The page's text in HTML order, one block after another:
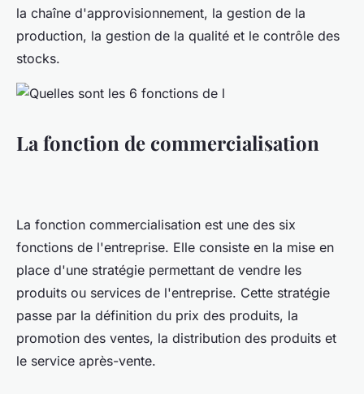
la chaîne d'approvisionnement, la gestion de la
production, la gestion de la qualité et le contrôle des
stocks.
La fonction de commercialisation
La fonction commercialisation est une des six
fonctions de l'entreprise. Elle consiste en la mise en
place d'une stratégie permettant de vendre les
produits ou services de l'entreprise. Cette stratégie
passe par la définition du prix des produits, la
promotion des ventes, la distribution des produits et
le service après-vente.